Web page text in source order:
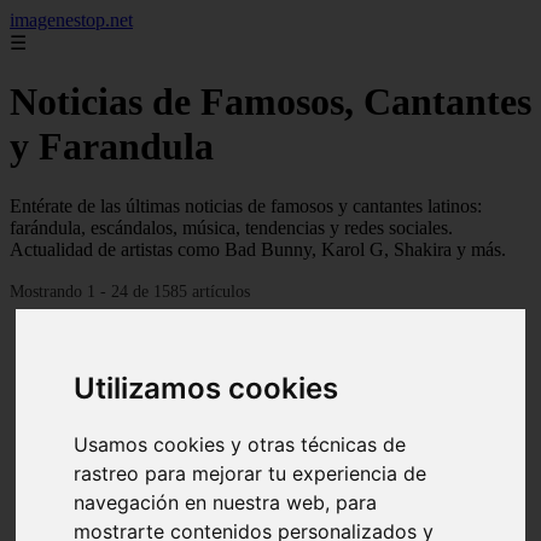
Utilizamos cookies
Usamos cookies y otras técnicas de
rastreo para mejorar tu experiencia de
navegación en nuestra web, para
mostrarte contenidos personalizados y
imagenestop.net
☰
Noticias de Famosos, Cantantes
y Farandula
Entérate de las últimas noticias de famosos y cantantes latinos:
farándula, escándalos, música, tendencias y redes sociales.
Actualidad de artistas como Bad Bunny, Karol G, Shakira y más.
Mostrando 1 - 24 de 1585 artículos